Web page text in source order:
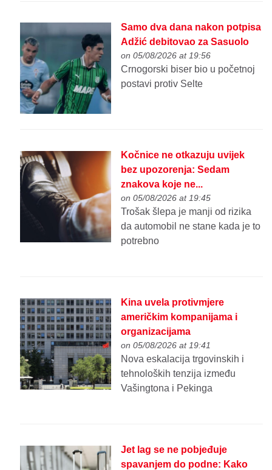
Samo dva dana nakon potpisa
Adžić debitovao za Sasuolo
on 05/08/2026 at 19:56
Crnogorski biser bio u početnoj
postavi protiv Selte
Kočnice ne otkazuju uvijek
bez upozorenja: Sedam
znakova koje ne...
on 05/08/2026 at 19:45
Trošak šlepa je manji od rizika
da automobil ne stane kada je to
potrebno
Kina uvela protivmjere
američkim kompanijama i
organizacijama
on 05/08/2026 at 19:41
Nova eskalacija trgovinskih i
tehnoloških tenzija između
Vašingtona i Pekinga
Jet lag se ne pobjeđuje
spavanjem do podne: Kako